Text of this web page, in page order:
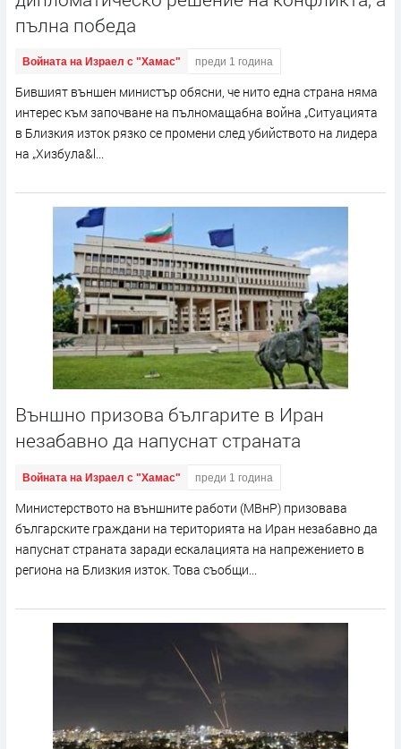
пълна победа
Войната на Израел с "Хамас" преди 1 година
Бившият външен министър обясни, че нито една страна няма
интерес към започване на пълномащабна война „Ситуацията
в Близкия изток рязко се промени след убийството на лидера
на „Хизбула&l...
Външно призова българите в Иран
незабавно да напуснат страната
Войната на Израел с "Хамас" преди 1 година
Министерството на външните работи (МВнР) призовава
българските граждани на територията на Иран незабавно да
напуснат страната заради ескалацията на напрежението в
региона на Близкия изток. Това съобщи...